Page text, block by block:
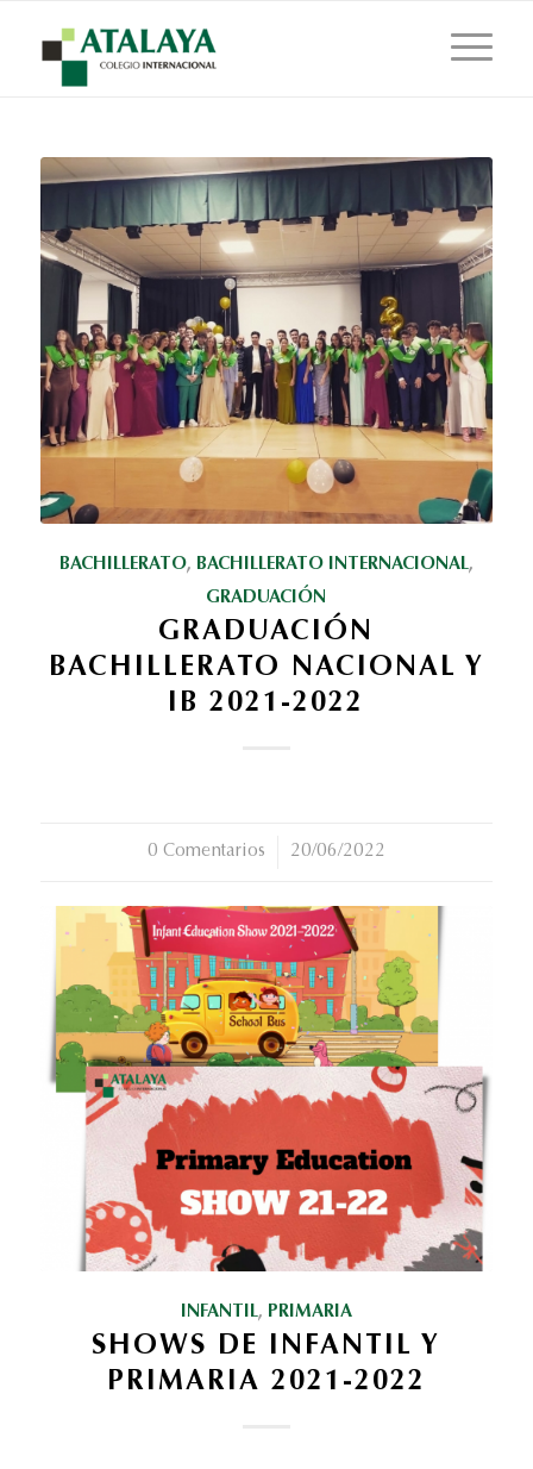
BACHILLERATO, BACHILLERATO INTERNACIONAL,
GRADUACIÓN
GRADUACIÓN
BACHILLERATO NACIONAL Y
IB 2021-2022
0 Comentarios
/ 20/06/2022
INFANTIL, PRIMARIA
SHOWS DE INFANTIL Y
PRIMARIA 2021-2022